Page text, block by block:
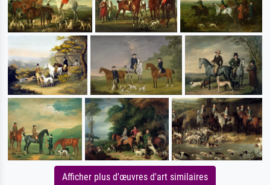
Afficher plus d'œuvres d'art similaires